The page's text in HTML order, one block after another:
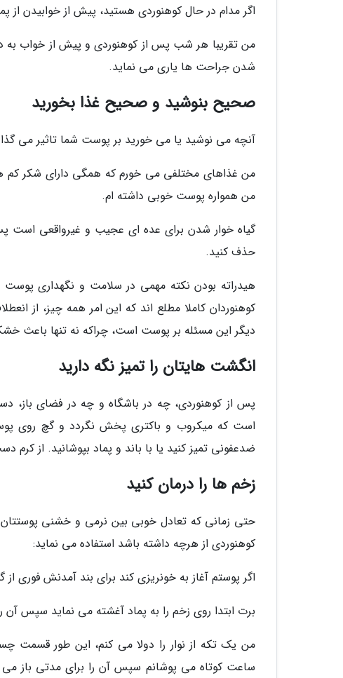
اگر مدام در حال کوهنوردی هستید، پیش از خوابیدن از
من تقریبا هر شب پس از کوهنوردی و پیش از خواب به
شدن جراحت ها یاری می نماید.
صحیح بنوشید و صحیح غذا بخورید
آنچه می نوشید یا می خورید بر پوست شما تاثیر می
من غذاهای مختلفی می خورم که همگی دارای شکر کم
من همواره پوست خوبی داشته ام.
گیاه خوار شدن برای عده ای عجیب و غیرواقعی است
حذف کنید.
هیدراته بودن نکته مهمی در سلامت و نگهداری
کوهنوردان کاملا مطلع اند که این امر همه چیز، از
دیگر این مسئله بر پوست است، چراکه نه تنها باعث
انگشت هایتان را تمیز نگه دارید
پس از کوهنوردی، چه در باشگاه و چه در فضای باز،
است که میکروب و باکتری پخش نگردد و گچ روی
ضدعفونی تمیز کنید یا با باند و پماد بپوشانید. از
زخم ها را درمان کنید
حتی زمانی که تعادل خوبی بین نرمی و خشنی
کوهنوردی از هرچه داشته باشد استفاده می نماید:
اگر پوستم آغاز به خونریزی کند برای بند آمدنش فوری
برت ابتدا روی زخم را به پماد آغشته می نماید سپس آن
من یک تکه از نوار را دولا می کنم، این طور قسمت
ساعت کوتاه می پوشانم سپس آن را برای مدتی باز